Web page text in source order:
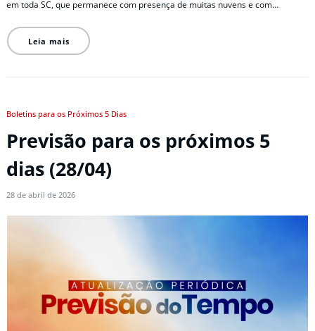
em toda SC, que permanece com presença de muitas nuvens e com…
Leia mais
Boletins para os Próximos 5 Dias
Previsão para os próximos 5
dias (28/04)
28 de abril de 2026